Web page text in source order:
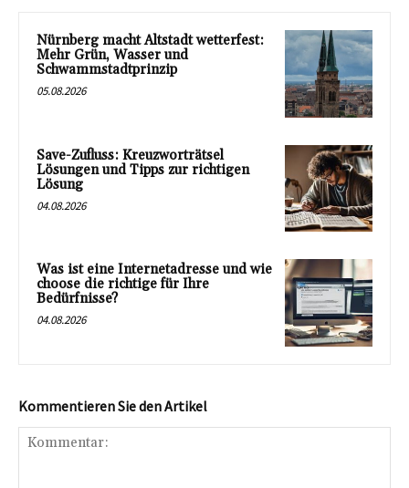
Nürnberg macht Altstadt wetterfest:
Mehr Grün, Wasser und
Schwammstadtprinzip
05.08.2026
Save-Zufluss: Kreuzworträtsel
Lösungen und Tipps zur richtigen
Lösung
04.08.2026
Was ist eine Internetadresse und wie
choose die richtige für Ihre
Bedürfnisse?
04.08.2026
Kommentieren Sie den Artikel